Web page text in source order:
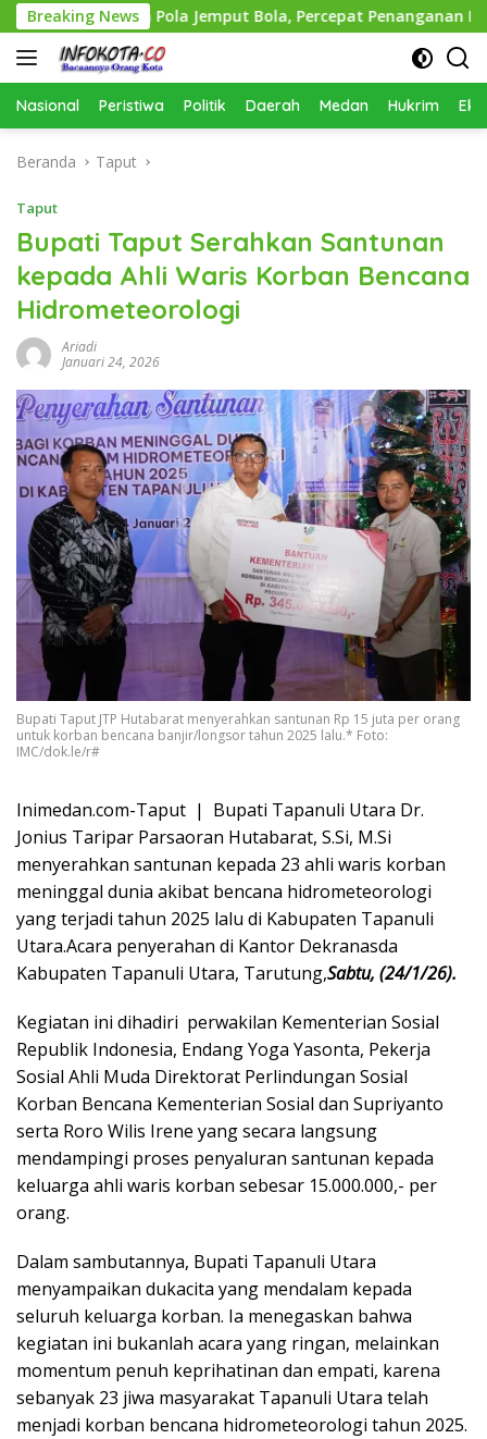
Langsung
ke
konten
Breaking NewsPola Jemput Bola, Percepat Penanganan
Nasional Peristiwa Politik Daerah Medan Hukrim
Beranda Taput
Taput
Bupati Taput Serahkan Santunan
kepada Ahli Waris Korban Bencana
Hidrometeorologi
Ariadi
Januari 24, 2026
Bupati Taput JTP Hutabarat menyerahkan santunan Rp 15 juta per orang
untuk korban bencana banjir/longsor tahun 2025 lalu.* Foto:
IMC/dok.le/r#
Inimedan.com-Taput | Bupati Tapanuli Utara Dr.
Jonius Taripar Parsaoran Hutabarat, S.Si, M.Si
menyerahkan santunan kepada 23 ahli waris korban
meninggal dunia akibat bencana hidrometeorologi
yang terjadi tahun 2025 lalu di Kabupaten Tapanuli
Utara.Acara penyerahan di Kantor Dekranasda
Kabupaten Tapanuli Utara, Tarutung,Sabtu, (24/1/26).
Kegiatan ini dihadiri perwakilan Kementerian Sosial
Republik Indonesia, Endang Yoga Yasonta, Pekerja
Sosial Ahli Muda Direktorat Perlindungan Sosial
Korban Bencana Kementerian Sosial dan Supriyanto
serta Roro Wilis Irene yang secara langsung
mendampingi proses penyaluran santunan kepada
keluarga ahli waris korban sebesar 15.000.000,- per
orang.
Dalam sambutannya, Bupati Tapanuli Utara
menyampaikan dukacita yang mendalam kepada
seluruh keluarga korban. Ia menegaskan bahwa
kegiatan ini bukanlah acara yang ringan, melainkan
momentum penuh keprihatinan dan empati, karena
sebanyak 23 jiwa masyarakat Tapanuli Utara telah
menjadi korban bencana hidrometeorologi tahun 2025.